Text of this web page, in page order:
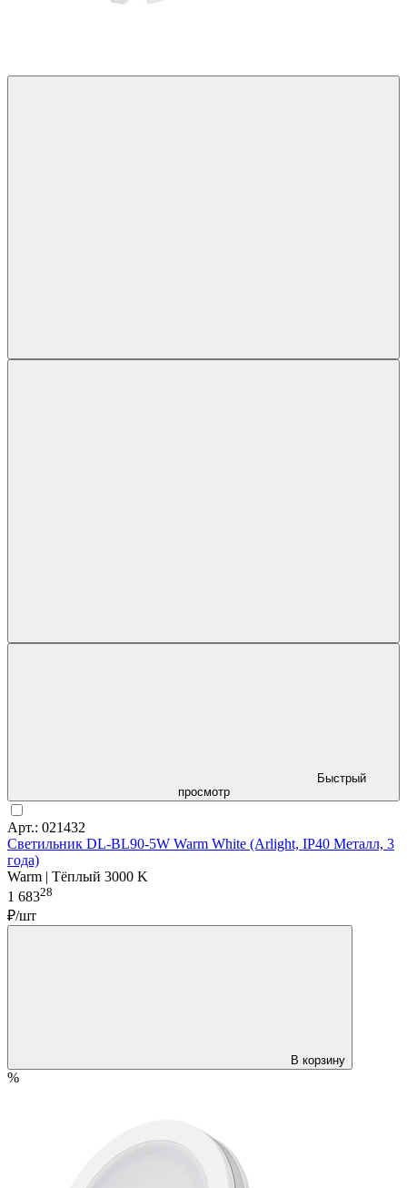
Быстрый
просмотр
Арт.: 021432
Светильник DL-BL90-5W Warm White (Arlight, IP40 Металл, 3
года)
Warm | Тёплый 3000 K
1 68328
₽/шт
В корзину
%